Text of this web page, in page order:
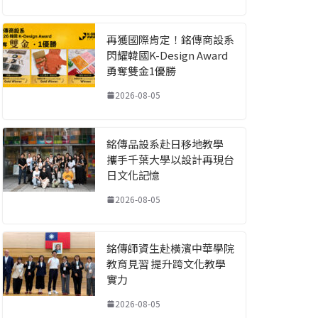
再獲國際肯定！銘傳商設系
閃耀韓國K-Design Award
勇奪雙金1優勝
2026-08-05
銘傳品設系赴日移地教學
攜手千葉大學以設計再現台
日文化記憶
2026-08-05
銘傳師資生赴橫濱中華學院
教育見習 提升跨文化教學
實力
2026-08-05